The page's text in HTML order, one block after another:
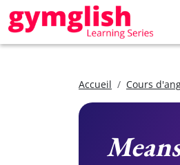
Accueil Cours